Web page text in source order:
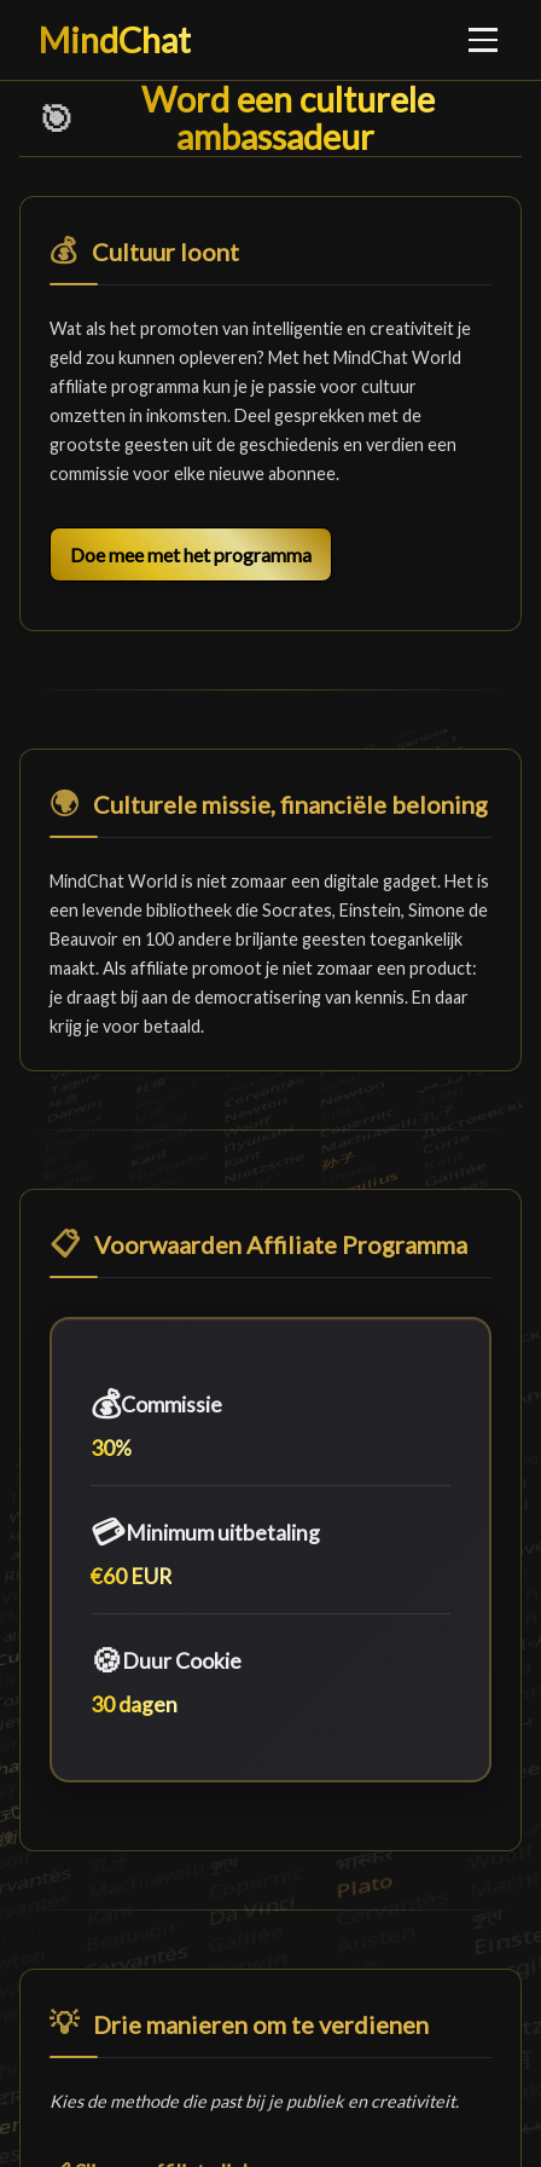
MindChat
🎯
Word een culturele
Word een culturele
ambassadeur█
💰 Cultuur loont
Wat als het promoten van intelligentie en creativiteit je
geld zou kunnen opleveren? Met het MindChat World
affiliate programma kun je je passie voor cultuur
omzetten in inkomsten. Deel gesprekken met de
grootste geesten uit de geschiedenis en verdien een
commissie voor elke nieuwe abonnee.
Doe mee met het programma
🌍 Culturele missie, financiële beloning
MindChat World is niet zomaar een digitale gadget. Het is
een levende bibliotheek die Socrates, Einstein, Simone de
Beauvoir en 100 andere briljante geesten toegankelijk
maakt. Als affiliate promoot je niet zomaar een product:
je draagt bij aan de democratisering van kennis. En daar
krijg je voor betaald.
📋 Voorwaarden Affiliate Programma
💰Commissie
30%
💳Minimum uitbetaling
€60 EUR
🍪Duur Cookie
30 dagen
💡 Drie manieren om te verdienen
Kies de methode die past bij je publiek en creativiteit.